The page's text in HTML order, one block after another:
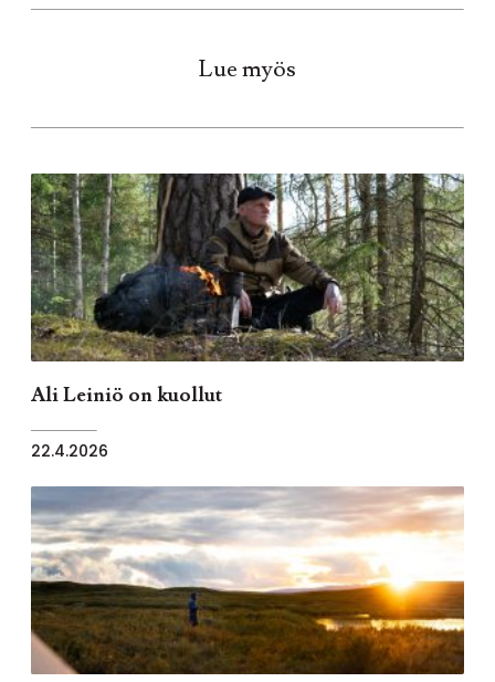
Lue myös
Ali Leiniö on kuollut
22.4.2026